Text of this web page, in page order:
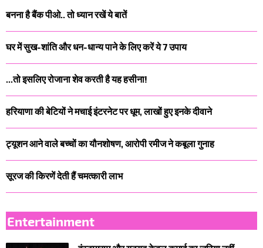
बनना है बैंक पीओ.. तो ध्यान रखें ये बातें
घर में सुख-शांति और धन-धान्य पाने के लिए करें ये 7 उपाय
...तो इसलिए रोजाना शेव करती है यह हसीना!
हरियाणा की बेटियों ने मचाई इंटरनेट पर धूम, लाखों हुए इनके दीवाने
ट्यूशन आने वाले बच्चों का यौनशोषण, आरोपी रमीज ने कबूला गुनाह
सूरज की किरणें देती हैं चमत्कारी लाभ
Entertainment